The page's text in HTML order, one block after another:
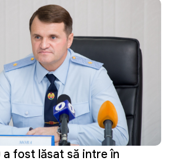
a fost lăsat să intre în